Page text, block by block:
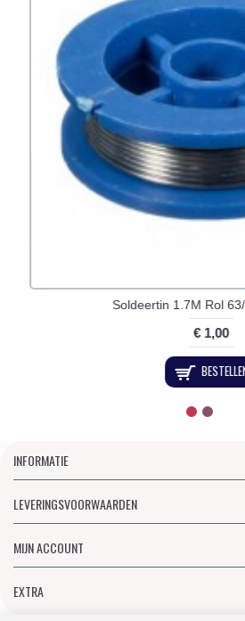
Soldeertin 50 gram Rol 63/37 (1.0 mm)
INFORMATIE
LEVERINGSVOORWAARDEN
MIJN ACCOUNT
EXTRA